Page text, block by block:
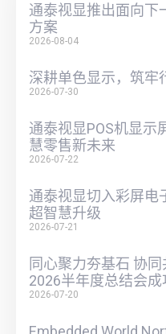
通泰视显推出面向下
方案
2026-08-04
深耕单色显示，筑牢
2026-07-30
通泰视显POS机显示
慧零售新未来
2026-07-22
通泰视显切入彩屏电
超智慧升级
2026-07-21
同心聚力夯基石 协
2026半年度总结会成
2026-07-20